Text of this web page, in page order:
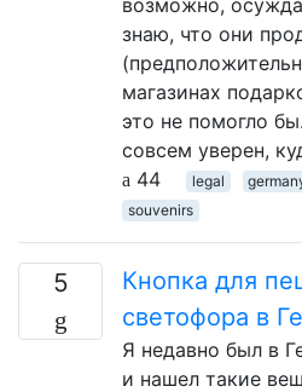
знаю, что они
магазинах
это не помогло
совсем уверен,
44
legal
souvenirs
5
Кнопка для
светофора в
Я недавно был в
и нашел такие